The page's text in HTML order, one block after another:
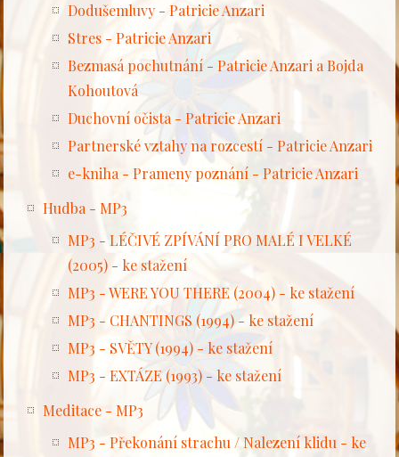
Dodušemluvy - Patricie Anzari
Stres - Patricie Anzari
Bezmasá pochutnání - Patricie Anzari a Bojda
Kohoutová
Duchovní očista - Patricie Anzari
Partnerské vztahy na rozcestí - Patricie Anzari
e-kniha - Prameny poznání - Patricie Anzari
Hudba - MP3
MP3 - LÉČIVÉ ZPÍVÁNÍ PRO MALÉ I VELKÉ
(2005) - ke stažení
MP3 - WERE YOU THERE (2004) - ke stažení
MP3 - CHANTINGS (1994) - ke stažení
MP3 - SVĚTY (1994) - ke stažení
MP3 - EXTÁZE (1993) - ke stažení
Meditace - MP3
MP3 - Překonání strachu / Nalezení klidu - ke